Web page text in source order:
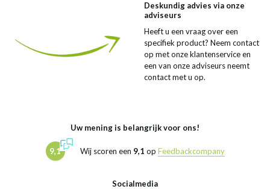
Deskundig advies via onze
adviseurs
Heeft u een vraag over een
specifiek product? Neem contact
op met onze klantenservice en
een van onze adviseurs neemt
contact met u op.
Uw mening is belangrijk voor ons!
9,1 Wij scoren een 9,1 op Feedbackcompany
Socialmedia